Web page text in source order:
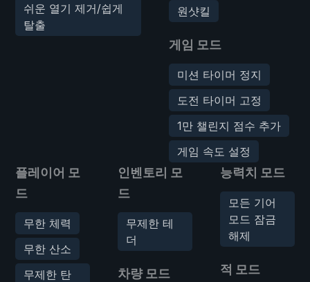
쉬운 열기 제거/쉽게
탈출
원샷킬
게임 모드
미션 타이머 정지
도전 타이머 고정
1만 챌린지 점수 추가
게임 속도 설정
플레이어 모
드
무한 체력
무한 산소
무제한 탄
인벤토리 모
드
무제한 테
더
차량 모드
능력치 모드
모든 기어
모드 잠금
해제
적 모드